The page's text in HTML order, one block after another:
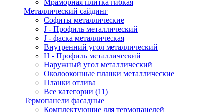
Мраморная плитка гибкая
Металлический сайдинг
Cофиты металлические
J - Профиль металлический
J - фаска металлическая
Внутренний угол металлический
Н - Профиль металлический
Наружный угол металлический
Околооконные планки металлические
Планки отлива
Все категории (11)
Термопанели фасадные
Комплектующие для термопанелей